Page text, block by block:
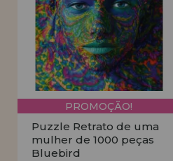
LIQUIDAÇÕES
EM FORMAÇÃO
info@casadopuzzle.pt
PROMOÇÃO!
Puzzle Retrato de uma
mulher de 1000 peças
Bluebird